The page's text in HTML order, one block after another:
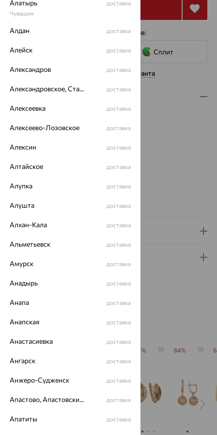
Купить
4 платежа по 11 715 с помощью сервисов:
Сплит
Нужна помощь консультанта
Вес:3.72 — 3.85
Цвет металла:
Страна происхождения:
РОССИЯ
Вид вставки:
Вес металла:
Похожие изделия
64% 64%
Алатырь
Чувашия
доставка
Алдан доставка
Алейск доставка
Александров доставка
Александровское, Ставропольский край доставка
Алексеевка доставка
Алексеево-Лозовское доставка
Алексин доставка
Алтайское доставка
Алупка доставка
Алушта доставка
Алхан-Кала доставка
Альметьевск доставка
Амурск доставка
Анадырь доставка
Анапа доставка
Анапская доставка
Анастасиевка доставка
Ангарск доставка
Анжеро-Судженск доставка
Апастово, Апастовский район доставка
Апатиты доставка